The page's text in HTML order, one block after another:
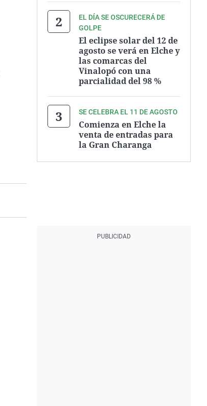
EL DÍA SE OSCURECERÁ DE
GOLPE
El eclipse solar del 12 de
agosto se verá en Elche y
las comarcas del
Vinalopó con una
parcialidad del 98 %
SE CELEBRA EL 11 DE AGOSTO
Comienza en Elche la
venta de entradas para
la Gran Charanga